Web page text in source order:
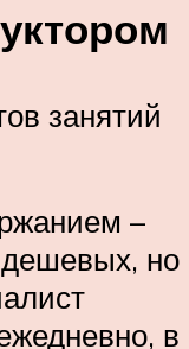
занятий
–
дешевых, но
в